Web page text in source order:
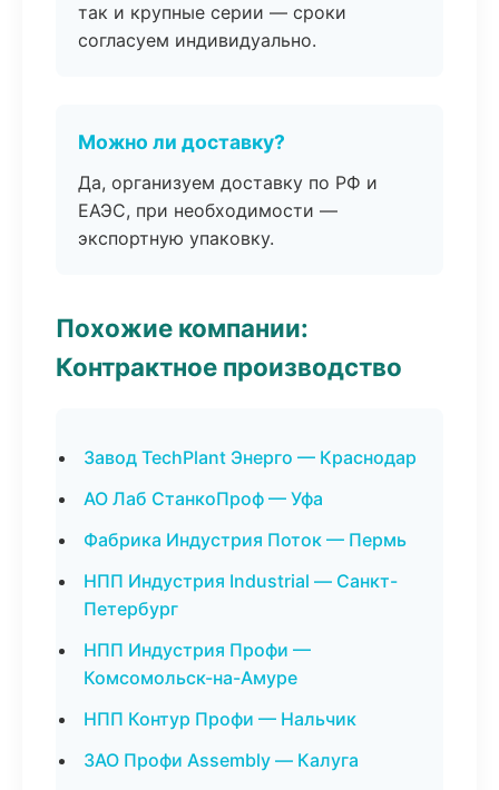
так и крупные серии — сроки
согласуем индивидуально.
Можно ли доставку?
Да, организуем доставку по РФ и
ЕАЭС, при необходимости —
экспортную упаковку.
Похожие компании:
Контрактное производство
Завод TechPlant Энерго — Краснодар
АО Лаб СтанкоПроф — Уфа
Фабрика Индустрия Поток — Пермь
НПП Индустрия Industrial — Санкт-
Петербург
НПП Индустрия Профи —
Комсомольск-на-Амуре
НПП Контур Профи — Нальчик
ЗАО Профи Assembly — Калуга